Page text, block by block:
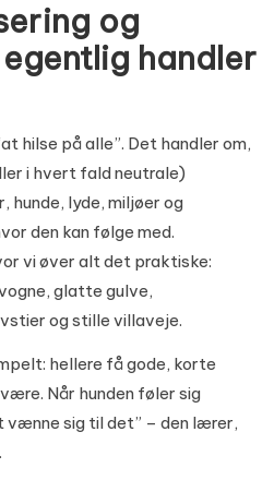
og
handler
hilse på alle”. Det handler om,
i hvert fald neutrale)
hunde, lyde, miljøer og
den kan følge med.
vi øver alt det praktiske:
glatte gulve,
og stille villaveje.
hellere få gode, korte
Når hunden føler sig
vænne sig til det” – den lærer,